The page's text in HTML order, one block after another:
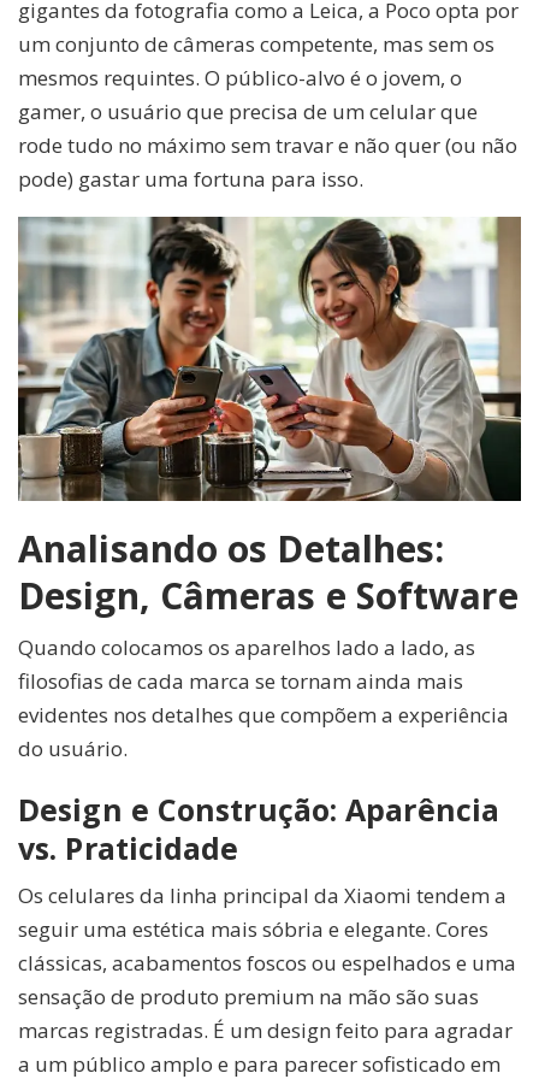
gigantes da fotografia como a Leica, a Poco opta por
um conjunto de câmeras competente, mas sem os
mesmos requintes. O público-alvo é o jovem, o
gamer, o usuário que precisa de um celular que
rode tudo no máximo sem travar e não quer (ou não
pode) gastar uma fortuna para isso.
Analisando os Detalhes:
Design, Câmeras e Software
Quando colocamos os aparelhos lado a lado, as
filosofias de cada marca se tornam ainda mais
evidentes nos detalhes que compõem a experiência
do usuário.
Design e Construção: Aparência
vs. Praticidade
Os celulares da linha principal da Xiaomi tendem a
seguir uma estética mais sóbria e elegante. Cores
clássicas, acabamentos foscos ou espelhados e uma
sensação de produto premium na mão são suas
marcas registradas. É um design feito para agradar
a um público amplo e para parecer sofisticado em